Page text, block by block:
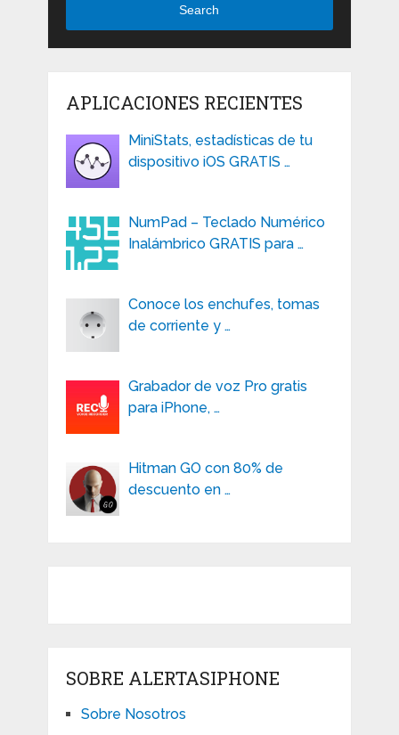
Search
APLICACIONES RECIENTES
MiniStats, estadísticas de tu
dispositivo iOS GRATIS …
NumPad – Teclado Numérico
Inalámbrico GRATIS para …
Conoce los enchufes, tomas
de corriente y …
Grabador de voz Pro gratis
para iPhone, …
Hitman GO con 80% de
descuento en …
SOBRE ALERTASIPHONE
Sobre Nosotros